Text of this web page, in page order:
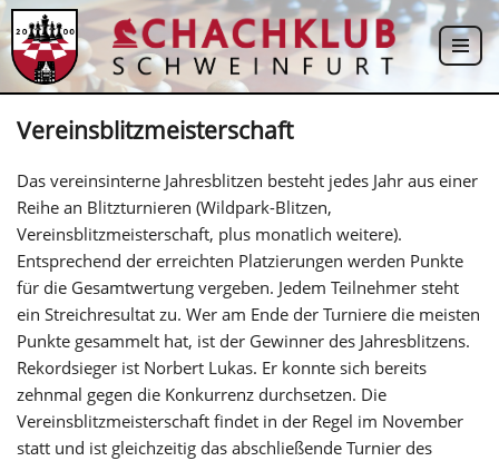
Zum
Inhalt
Vereinsblitzmeisterschaft
Das vereinsinterne Jahresblitzen besteht jedes Jahr aus einer
Reihe an Blitzturnieren (Wildpark-Blitzen,
Vereinsblitzmeisterschaft, plus monatlich weitere).
Entsprechend der erreichten Platzierungen werden Punkte
für die Gesamtwertung vergeben. Jedem Teilnehmer steht
ein Streichresultat zu. Wer am Ende der Turniere die meisten
Punkte gesammelt hat, ist der Gewinner des Jahresblitzens.
Rekordsieger ist Norbert Lukas. Er konnte sich bereits
zehnmal gegen die Konkurrenz durchsetzen. Die
Vereinsblitzmeisterschaft findet in der Regel im November
statt und ist gleichzeitig das abschließende Turnier des